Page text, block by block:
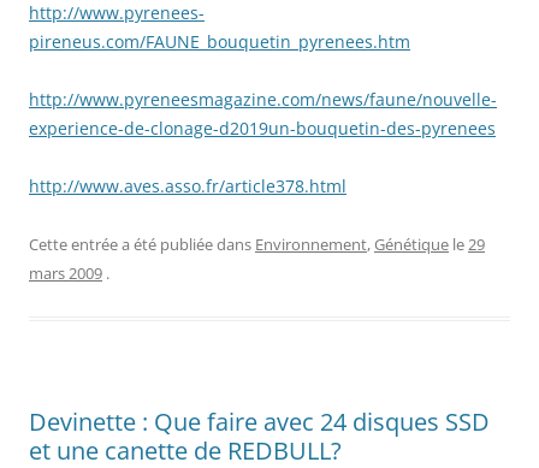
http://www.pyrenees-
pireneus.com/FAUNE_bouquetin_pyrenees.htm
http://www.pyreneesmagazine.com/news/faune/nouvelle-
experience-de-clonage-d2019un-bouquetin-des-pyrenees
http://www.aves.asso.fr/article378.html
Cette entrée a été publiée dans Environnement,Génétique le29
mars 2009 .
Devinette : Que faire avec 24 disques SSD
et une canette de REDBULL?